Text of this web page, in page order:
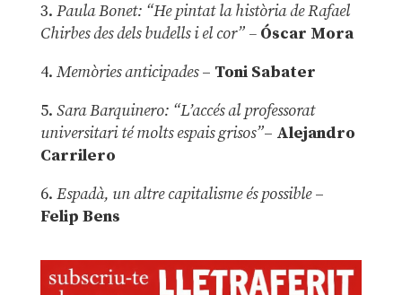
3. Paula Bonet: “He pintat la història de Rafael
Chirbes des dels budells i el cor” –Óscar Mora
4. Memòries anticipades– Toni Sabater
5. Sara Barquinero: “L’accés al professorat
universitari té molts espais grisos”– Alejandro
Carrilero
6. Espadà, un altre capitalisme és possible –
Felip Bens